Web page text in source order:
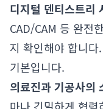
디지털 덴티스트리
CAD/CAM 등 완전
지 확인해야 합니다
기본입니다.
의료진과 기공사의